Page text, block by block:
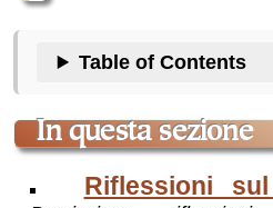
Table of Contents
in questa sezione
Riflessioni